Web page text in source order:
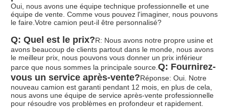
Oui, nous avons une équipe technique professionnelle et une
équipe de vente. Comme vous pouvez l'imaginer, nous pouvons
le faire. Votre camion peut-il être personnalisé?
Q: Quel est le prix?R: Nous avons notre propre usine et
avons beaucoup de clients partout dans le monde, nous avons
le meilleur prix, nous pouvons vous donner un prix inférieur
parce que nous sommes la principale source. Q: Fournirez-
vous un service après-vente?Réponse: Oui. Notre
nouveau camion est garanti pendant 12 mois, en plus de cela,
nous avons une équipe de service après-vente professionnelle
pour résoudre vos problèmes en profondeur et rapidement.